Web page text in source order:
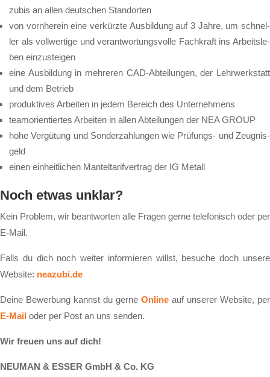
zu­bis an al­len deut­schen Stand­or­ten
von vorn­he­rein ei­ne ver­kürz­te Aus­bil­dung auf 3 Jah­re, um schnel­
ler als voll­wer­ti­ge und ver­ant­wor­tungs­vol­le Fach­kraft ins Ar­beits­le­
ben ein­zu­stei­gen
ei­ne Aus­bil­dung in meh­re­ren CAD-Ab­tei­lun­gen, der Lehr­werk­statt
und dem Be­trieb
pro­duk­ti­ves Ar­bei­ten in je­dem Be­reich des Un­ter­neh­mens
team­o­ri­en­tier­tes Ar­bei­ten in al­len Ab­tei­lun­gen der NEA GROUP
ho­he Ver­gü­tung und Son­der­zah­lun­gen wie Prü­fungs- und Zeug­nis­
geld
ei­nen ein­heit­li­chen Man­tel­ta­rif­ver­trag der IG Me­tall
Noch et­was un­klar?
Kein Pro­blem, wir be­ant­wor­ten al­le Fra­gen ger­ne te­le­fo­nisch oder per
E-Mail.
Falls du dich noch wei­ter in­for­mie­ren willst, be­su­che doch un­se­re
Web­site: ne­azu­bi.de
Dei­ne Be­wer­bung kannst du ger­ne On­line auf un­se­rer Web­site, per
E-Mail oder per Post an uns sen­den.
Wir freu­en uns auf dich!
NEUMAN & ESSER GmbH & Co. KG